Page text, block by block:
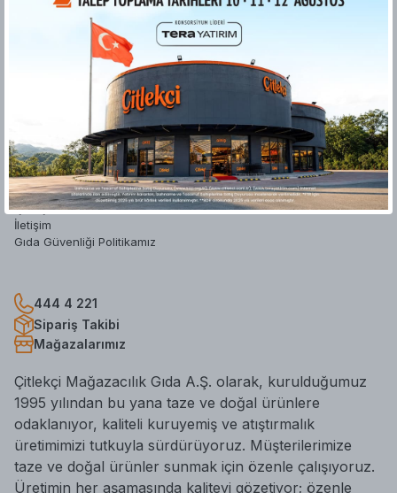
444 4 221
Sipariş Takibi
Mağazalarımız
Çitlekçi Mağazacılık Gıda A.Ş. olarak, kurulduğumuz
1995 yılından bu yana taze ve doğal ürünlere
odaklanıyor, kaliteli kuruyemiş ve atıştırmalık
üretimimizi tutkuyla sürdürüyoruz. Müşterilerimize
taze ve doğal ürünler sunmak için özenle çalışıyoruz.
Üretimin her aşamasında kaliteyi gözetiyor; özenle
Ödeme ve Teslimat
Kişisel Verilerin Korunması
Kurumsal Fatura
ETK bilgilendirme metni
Bilgi Toplumu Hizmetleri
Yatırımcı İlişkileri
Mağazalar
Blog
Hesap Silme Formu
İş Başvuru Formu
İletişim
Gıda Güvenliği Politikamız